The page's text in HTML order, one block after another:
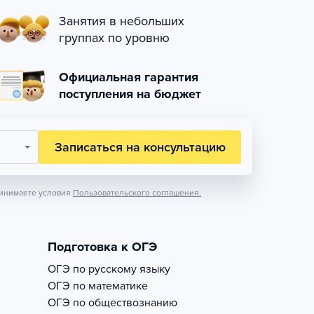
Занятия в небольших
группах по уровню
Официальная гарантия
поступления на бюджет
Записаться на консультацию
условия Пользовательского соглашения.
Подготовка к ОГЭ
ОГЭ по русскому языку
ОГЭ по математике
ОГЭ по обществознанию